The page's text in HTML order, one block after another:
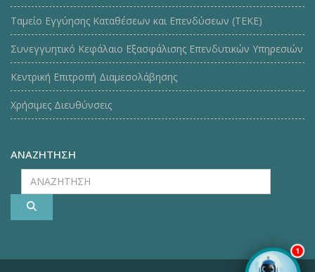
1
Ταμείο Εγγύησης Καταθέσεων και Επενδύσεων (ΤΕΚE)
Συνεγγυητικό Κεφάλαιο Εξασφάλισης Επενδυτικών Υπηρεσιών
Κεντρική Επιτροπή Διαμεσολάβησης
Χρήσιμες Διευθύνσεις
ΑΝΑΖΗΤΗΣΗ
ΑΝΑΖΗΤΗΣΗ